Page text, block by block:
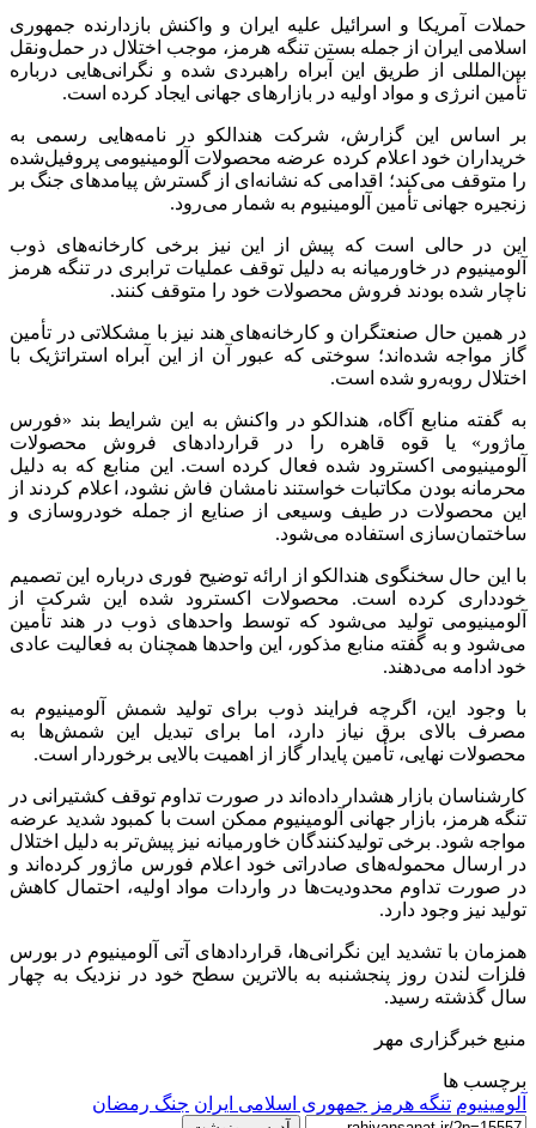
حملات آمریکا و اسرائیل علیه ایران و واکنش بازدارنده جمهوری
اسلامی ایران از جمله بستن تنگه هرمز، موجب اختلال در حمل‌ونقل
بین‌المللی از طریق این آبراه راهبردی شده و نگرانی‌هایی درباره
تأمین انرژی و مواد اولیه در بازارهای جهانی ایجاد کرده است.
بر اساس این گزارش، شرکت هندالکو در نامه‌هایی رسمی به
خریداران خود اعلام کرده عرضه محصولات آلومینیومی پروفیل‌شده
را متوقف می‌کند؛ اقدامی که نشانه‌ای از گسترش پیامدهای جنگ بر
زنجیره جهانی تأمین آلومینیوم به شمار می‌رود.
این در حالی است که پیش از این نیز برخی کارخانه‌های ذوب
آلومینیوم در خاورمیانه به دلیل توقف عملیات ترابری در تنگه هرمز
ناچار شده بودند فروش محصولات خود را متوقف کنند.
در همین حال صنعتگران و کارخانه‌های هند نیز با مشکلاتی در تأمین
گاز مواجه شده‌اند؛ سوختی که عبور آن از این آبراه استراتژیک با
اختلال روبه‌رو شده است.
به گفته منابع آگاه، هندالکو در واکنش به این شرایط بند «فورس
ماژور» یا قوه قاهره را در قراردادهای فروش محصولات
آلومینیومی اکسترود شده فعال کرده است. این منابع که به دلیل
محرمانه بودن مکاتبات خواستند نامشان فاش نشود، اعلام کردند از
این محصولات در طیف وسیعی از صنایع از جمله خودروسازی و
ساختمان‌سازی استفاده می‌شود.
با این حال سخنگوی هندالکو از ارائه توضیح فوری درباره این تصمیم
خودداری کرده است. محصولات اکسترود شده این شرکت از
آلومینیومی تولید می‌شود که توسط واحدهای ذوب در هند تأمین
می‌شود و به گفته منابع مذکور، این واحدها همچنان به فعالیت عادی
خود ادامه می‌دهند.
با وجود این، اگرچه فرایند ذوب برای تولید شمش آلومینیوم به
مصرف بالای برق نیاز دارد، اما برای تبدیل این شمش‌ها به
محصولات نهایی، تأمین پایدار گاز از اهمیت بالایی برخوردار است.
کارشناسان بازار هشدار داده‌اند در صورت تداوم توقف کشتیرانی در
تنگه هرمز، بازار جهانی آلومینیوم ممکن است با کمبود شدید عرضه
مواجه شود. برخی تولیدکنندگان خاورمیانه نیز پیش‌تر به دلیل اختلال
در ارسال محموله‌های صادراتی خود اعلام فورس ماژور کرده‌اند و
در صورت تداوم محدودیت‌ها در واردات مواد اولیه، احتمال کاهش
تولید نیز وجود دارد.
همزمان با تشدید این نگرانی‌ها، قراردادهای آتی آلومینیوم در بورس
فلزات لندن روز پنجشنبه به بالاترین سطح خود در نزدیک به چهار
سال گذشته رسید.
منبع خبرگزاری مهر
برچسب ها
آلومینیوم تنگه هرمز جمهوری اسلامی ایران جنگ رمضان